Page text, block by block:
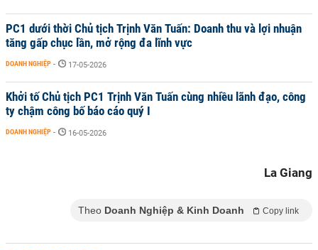
PC1 dưới thời Chủ tịch Trịnh Văn Tuấn: Doanh thu và lợi nhuận
tăng gấp chục lần, mở rộng đa lĩnh vực
DOANH NGHIỆP - 17-05-2026
Khởi tố Chủ tịch PC1 Trịnh Văn Tuấn cùng nhiều lãnh đạo, công
ty chậm công bố báo cáo quý I
DOANH NGHIỆP - 16-05-2026
La Giang
Theo Doanh Nghiệp & Kinh Doanh Copy link